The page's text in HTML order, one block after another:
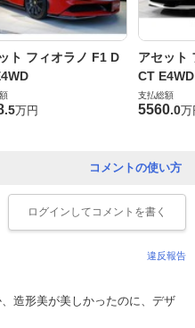
ト フィオラノ F1 D
.5万円
アセット
CT E4WD
支払総額
5560.0万
コメントの使い方
ログイン してコメントを書く
違反報告
造形美が美しかったのに、デザ